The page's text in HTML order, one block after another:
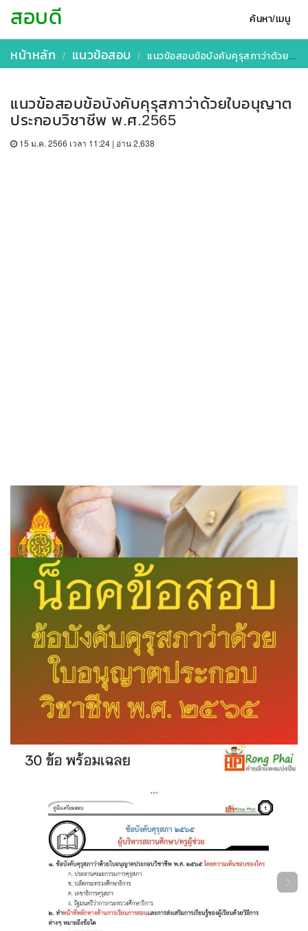
ค้นหา/เมนู
สอบดี
หน้าหลัก แนวข้อสอบ แนวข้อสอบข้อบังคับคุรุสภาว่าด้วยใบอนุญาตประกอบวิชาชีพ พ.ศ.2565
แนวข้อสอบข้อบังคับคุรุสภาว่าด้วยใบอนุญาต
ประกอบวิชาชีพ พ.ศ.2565
15 ม.ค. 2566 เวลา 11:24 | อ่าน 2,638